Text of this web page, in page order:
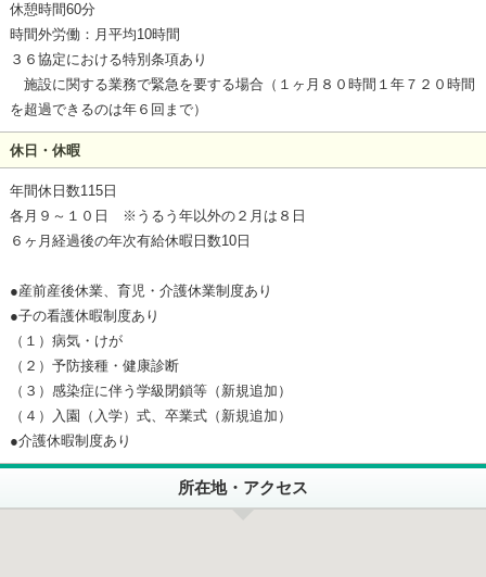
休憩時間60分
時間外労働：月平均10時間
３６協定における特別条項あり
施設に関する業務で緊急を要する場合（１ヶ月８０時間１年７２０時間
を超過できるのは年６回まで）
休日・休暇
年間休日数115日
各月９～１０日 ※うるう年以外の２月は８日
６ヶ月経過後の年次有給休暇日数10日
●産前産後休業、育児・介護休業制度あり
●子の看護休暇制度あり
（１）病気・けが
（２）予防接種・健康診断
（３）感染症に伴う学級閉鎖等（新規追加）
（４）入園（入学）式、卒業式（新規追加）
●介護休暇制度あり
所在地・アクセス